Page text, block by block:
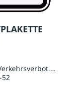
Grüne
52